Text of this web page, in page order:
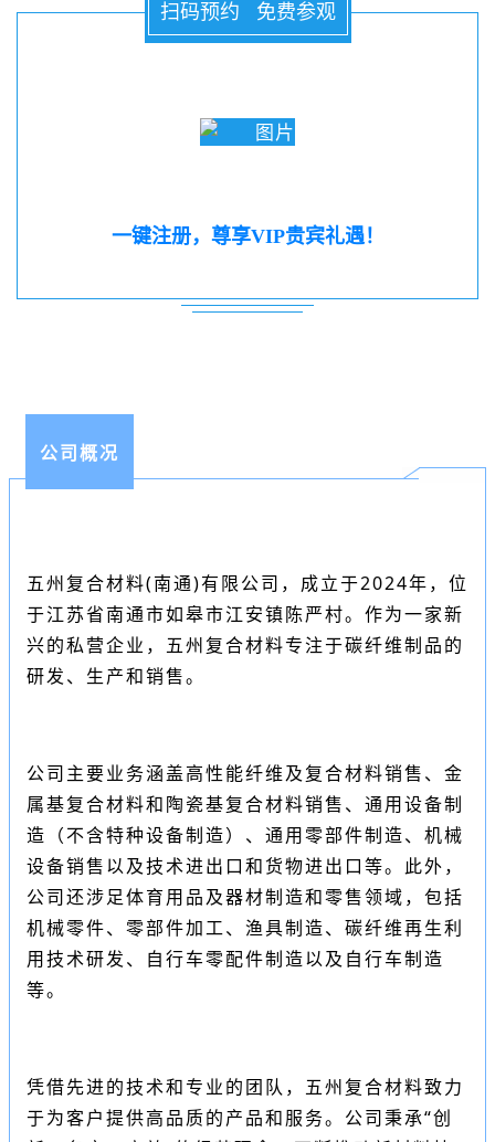
扫码预约 免费参观
一键注册，尊享VIP贵宾礼遇！
公司概况
五州复合材料(南通)有限公司，成立于2024年，位
于江苏省南通市如皋市江安镇陈严村。作为一家新
兴的私营企业，五州复合材料专注于碳纤维制品的
研发、生产和销售。
公司主要业务涵盖高性能纤维及复合材料销售、金
属基复合材料和陶瓷基复合材料销售、通用设备制
造（不含特种设备制造）、通用零部件制造、机械
设备销售以及技术进出口和货物进出口等。此外，
公司还涉足体育用品及器材制造和零售领域，包括
机械零件、零部件加工、渔具制造、碳纤维再生利
用技术研发、自行车零配件制造以及自行车制造
等。
凭借先进的技术和专业的团队，五州复合材料致力
于为客户提供高品质的产品和服务。公司秉承“创